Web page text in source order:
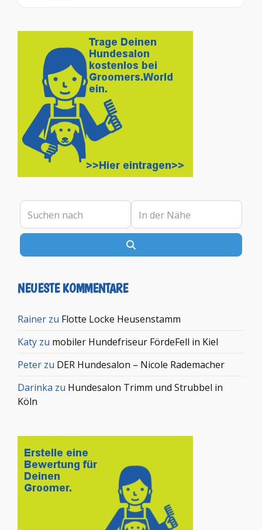
Suchen nach In der Nähe
NEUESTE KOMMENTARE
Rainer zu Flotte Locke Heusenstamm
Katy zu mobiler Hundefriseur FördeFell in Kiel
Peter zu DER Hundesalon – Nicole Rademacher
Darinka zu Hundesalon Trimm und Strubbel in
Köln